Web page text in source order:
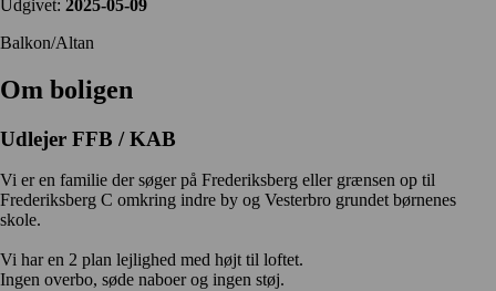
Udgivet: 2025-05-09
Balkon/Altan
Om boligen
Udlejer FFB / KAB
Vi er en familie der søger på Frederiksberg eller grænsen op til
Frederiksberg C omkring indre by og Vesterbro grundet børnenes
skole.
Vi har en 2 plan lejlighed med højt til loftet.
Ingen overbo, søde naboer og ingen støj.